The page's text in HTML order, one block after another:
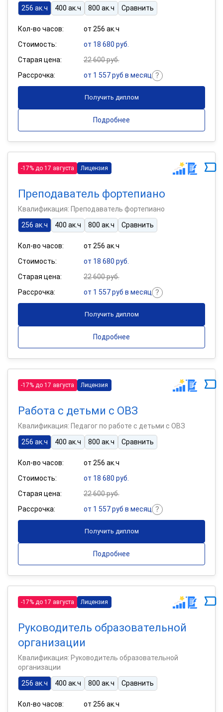
256 ак.ч
400 ак.ч 800 ак.ч Сравнить
Кол-во часов:
от 256 ак.ч
Стоимость:
от 18 680 руб.
Старая цена:
22 600 руб.
Рассрочка:
от 1 557 руб в месяц
Получить диплом
Подробнее
-17% до 17 августа Лицензия
Преподаватель фортепиано
Квалификация: Преподаватель фортепиано
256 ак.ч
400 ак.ч 800 ак.ч Сравнить
Кол-во часов:
от 256 ак.ч
Стоимость:
от 18 680 руб.
Старая цена:
22 600 руб.
Рассрочка:
от 1 557 руб в месяц
Получить диплом
Подробнее
-17% до 17 августа Лицензия
Работа с детьми с ОВЗ
Квалификация: Педагог по работе с детьми с ОВЗ
256 ак.ч
400 ак.ч 800 ак.ч Сравнить
Кол-во часов:
от 256 ак.ч
Стоимость:
от 18 680 руб.
Старая цена:
22 600 руб.
Рассрочка:
от 1 557 руб в месяц
Получить диплом
Подробнее
-17% до 17 августа Лицензия
Руководитель образовательной
организации
Квалификация: Руководитель образовательной
организации
256 ак.ч
400 ак.ч 800 ак.ч Сравнить
Кол-во часов: от 256 ак.ч